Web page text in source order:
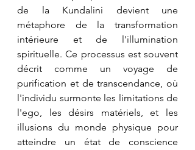
de la Kundalini devient une
métaphore de la transformation
intérieure et de l'illumination
spirituelle. Ce processus est souvent
décrit comme un voyage de
purification et de transcendance, où
l'individu surmonte les limitations de
l'ego, les désirs matériels, et les
illusions du monde physique pour
atteindre un état de conscience